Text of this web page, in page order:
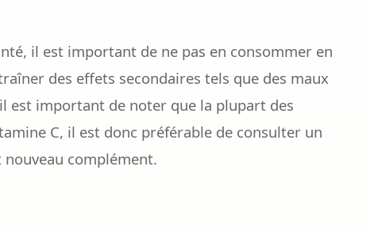
il est important de ne pas en consommer en
des effets secondaires tels que des maux
est important de noter que la plupart des
C, il est donc préférable de consulter un
complément.